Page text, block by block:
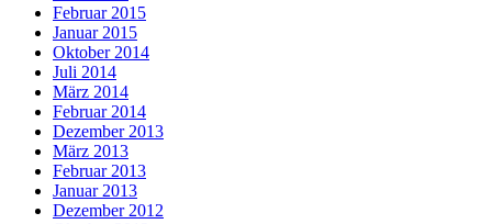
Februar 2015
Januar 2015
Oktober 2014
Juli 2014
März 2014
Februar 2014
Dezember 2013
März 2013
Februar 2013
Januar 2013
Dezember 2012